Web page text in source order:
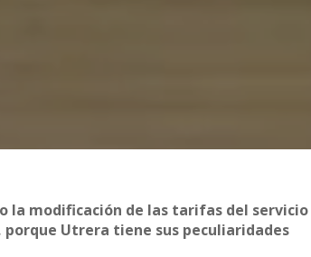
la modificación de las tarifas del
Utrera tiene sus peculiaridades